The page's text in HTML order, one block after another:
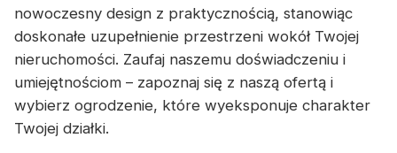
nowoczesny design z praktycznością, stanowiąc
doskonałe uzupełnienie przestrzeni wokół Twojej
nieruchomości. Zaufaj naszemu doświadczeniu i
umiejętnościom – zapoznaj się z naszą ofertą i
wybierz ogrodzenie, które wyeksponuje charakter
Twojej działki.